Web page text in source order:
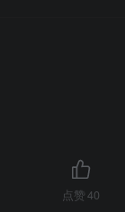
点赞40